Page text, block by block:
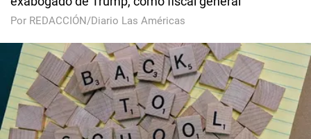
Por REDACCIÓN/Diario Las Américas